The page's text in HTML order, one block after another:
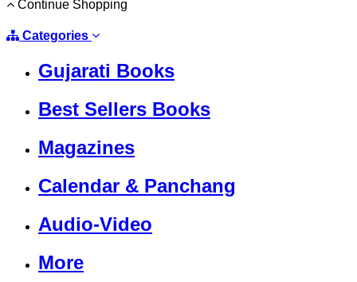
Continue Shopping
Categories
Gujarati Books
Best Sellers Books
Magazines
Calendar & Panchang
Audio-Video
More